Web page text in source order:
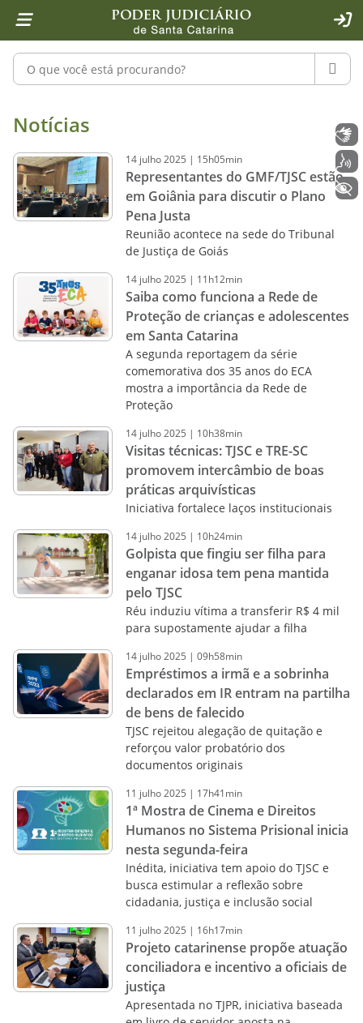
1 Ir para o conteúdo
2 Ir para a ferramenta de acessibilidade - Rybená
4 Ir para o menu principal
5 Ir para a pesquisa
6 Ir para o rodapé
7 Ir para a página inicial
Pesquisar no portal
Notícias - Imprensa - Poder
Notícias
14 julho2025 | 15h05min
Representantes do GMF/TJSC estão
em Goiânia para discutir o Plano
Pena Justa
Reunião acontece na sede do Tribunal
de Justiça de Goiás
14 julho2025 | 11h12min
Saiba como funciona a Rede de
Proteção de crianças e adolescentes
em Santa Catarina
A segunda reportagem da série
comemorativa dos 35 anos do ECA
mostra a importância da Rede de
Proteção
14 julho2025 | 10h38min
Visitas técnicas: TJSC e TRE-SC
promovem intercâmbio de boas
práticas arquivísticas
Iniciativa fortalece laços institucionais
14 julho2025 | 10h24min
Golpista que fingiu ser filha para
enganar idosa tem pena mantida
pelo TJSC
Réu induziu vítima a transferir R$ 4 mil
para supostamente ajudar a filha
14 julho2025 | 09h58min
Empréstimos a irmã e a sobrinha
declarados em IR entram na partilha
de bens de falecido
TJSC rejeitou alegação de quitação e
reforçou valor probatório dos
documentos originais
11 julho2025 | 17h41min
1ª Mostra de Cinema e Direitos
Humanos no Sistema Prisional inicia
nesta segunda-feira
Inédita, iniciativa tem apoio do TJSC e
busca estimular a reflexão sobre
cidadania, justiça e inclusão social
11 julho2025 | 16h17min
Projeto catarinense propõe atuação
conciliadora e incentivo a oficiais de
justiça
Apresentada no TJPR, iniciativa baseada
+ Acessibilidade